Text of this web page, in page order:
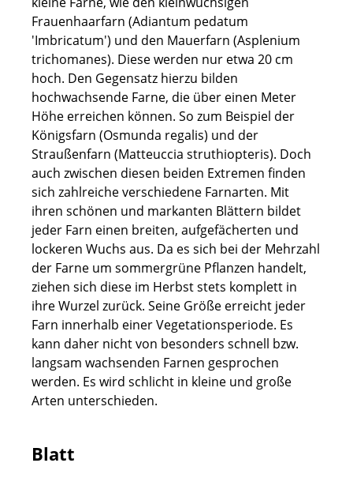
Frauenhaarfarn (Adiantum pedatum
'Imbricatum') und den Mauerfarn (Asplenium
trichomanes). Diese werden nur etwa 20 cm
hoch. Den Gegensatz hierzu bilden
hochwachsende Farne, die über einen Meter
Höhe erreichen können. So zum Beispiel der
Königsfarn (Osmunda regalis) und der
Straußenfarn (Matteuccia struthiopteris). Doch
auch zwischen diesen beiden Extremen finden
sich zahlreiche verschiedene Farnarten. Mit
ihren schönen und markanten Blättern bildet
jeder Farn einen breiten, aufgefächerten und
lockeren Wuchs aus. Da es sich bei der Mehrzahl
der Farne um sommergrüne Pflanzen handelt,
ziehen sich diese im Herbst stets komplett in
ihre Wurzel zurück. Seine Größe erreicht jeder
Farn innerhalb einer Vegetationsperiode. Es
kann daher nicht von besonders schnell bzw.
langsam wachsenden Farnen gesprochen
werden. Es wird schlicht in kleine und große
Arten unterschieden.
Blatt